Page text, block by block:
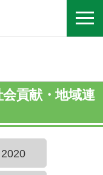
貢献・地域連
2020